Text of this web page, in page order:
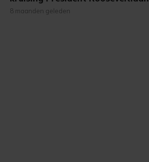
8 maanden geleden